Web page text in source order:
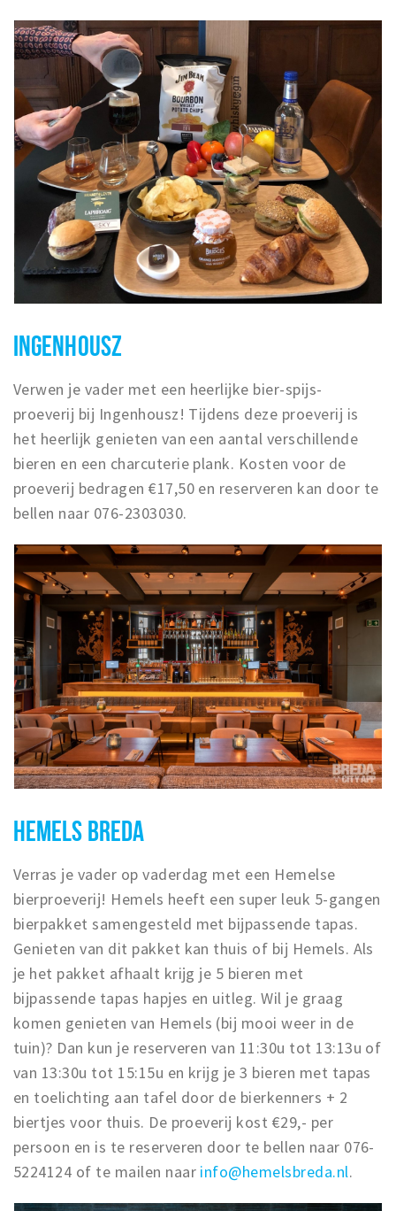
Inloggen
INGENHOUSZ
Verwen je vader met een heerlijke bier-spijs-
proeverij bij Ingenhousz! Tijdens deze proeverij is
het heerlijk genieten van een aantal verschillende
bieren en een charcuterie plank. Kosten voor de
proeverij bedragen €17,50 en reserveren kan door te
bellen naar 076-2303030.
HEMELS BREDA
Verras je vader op vaderdag met een Hemelse
bierproeverij! Hemels heeft een super leuk 5-gangen
bierpakket samengesteld met bijpassende tapas.
Genieten van dit pakket kan thuis of bij Hemels. Als
je het pakket afhaalt krijg je 5 bieren met
bijpassende tapas hapjes en uitleg. Wil je graag
komen genieten van Hemels (bij mooi weer in de
tuin)? Dan kun je reserveren van 11:30u tot 13:13u of
van 13:30u tot 15:15u en krijg je 3 bieren met tapas
en toelichting aan tafel door de bierkenners + 2
biertjes voor thuis. De proeverij kost €29,- per
persoon en is te reserveren door te bellen naar 076-
5224124 of te mailen naar info@hemelsbreda.nl.